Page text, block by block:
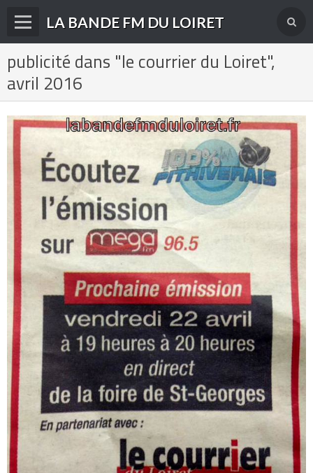
LA BANDE FM DU LOIRET
Accueil
fréquences FM
radios disparues
La radio en DAB+
archives
derniéres infos
Livre d'or du site
Contact
publicité dans "le courrier du Loiret",
avril 2016